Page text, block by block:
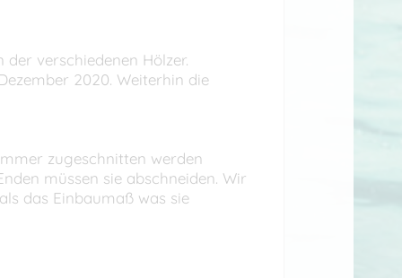
verschiedenen Hölzer.
2020. Weiterhin die
zugeschnitten werden
müssen sie abschneiden. Wir
das Einbaumaß was sie